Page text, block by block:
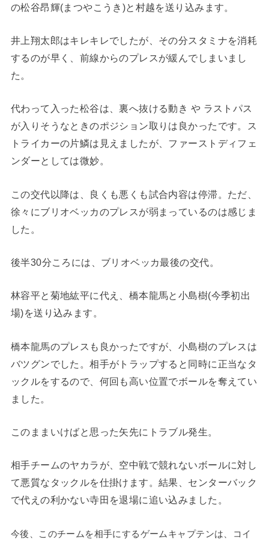
の松谷昂輝(まつやこうき)と村越を送り込みます。
井上翔太郎はキレキレでしたが、その分スタミナを消耗
するのが早く、前線からのプレスが緩んでしまいまし
た。
代わって入った松谷は、裏へ抜ける動き や ラストパス
が入りそうなときのポジション取りは良かったです。ス
トライカーの片鱗は見えましたが、ファーストディフェ
ンダーとしては微妙。
この交代以降は、良くも悪くも試合内容は停滞。ただ、
徐々にブリオベッカのプレスが弱まっているのは感じま
した。
後半30分ころには、ブリオベッカ最後の交代。
林容平と菊地紘平に代え、橋本龍馬と小島樹(今季初出
場)を送り込みます。
橋本龍馬のプレスも良かったですが、小島樹のプレスは
バツグンでした。相手がトラップすると同時に正当なタ
ックルをするので、何回も高い位置でボールを奪えてい
ました。
このままいけばと思った矢先にトラブル発生。
相手チームのヤカラが、空中戦で競れないボールに対し
て悪質なタックルを仕掛けます。結果、センターバック
で代えの利かない寺田を退場に追い込みました。
今後、このチームを相手にするゲームキャプテンは、コイ